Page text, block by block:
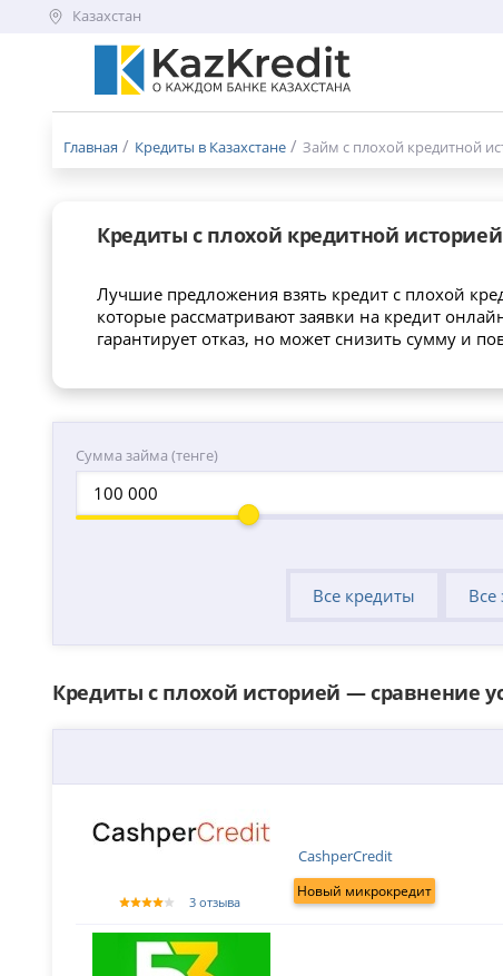
Казахстан
Меню
Главная Кредиты в Казахстане Займ с плохой кредитной
Кредиты с плохой кредитной
Лучшие предложения взять кредит с плохой
которые рассматривают заявки на кредит
гарантирует отказ, но может снизить сумму и
Сумма займа (тенге)
Все кредиты
Кредиты с плохой историей — сравнение
3 отзыва
CashperCredit
Новый микрокредит